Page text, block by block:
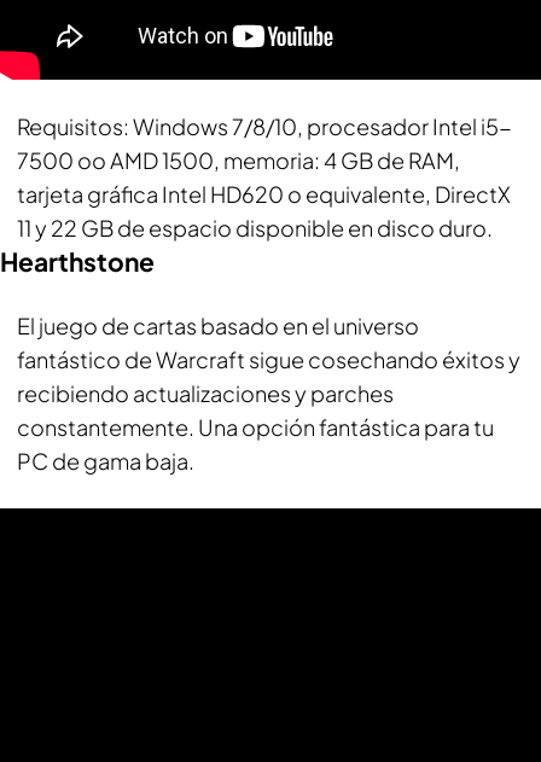
Requisitos: Windows 7/8/10, procesador Intel i5-
7500 oo AMD 1500, memoria: 4 GB de RAM,
tarjeta gráfica Intel HD620 o equivalente, DirectX
11 y 22 GB de espacio disponible en disco duro.
Hearthstone
El juego de cartas basado en el universo
fantástico de Warcraft sigue cosechando éxitos y
recibiendo actualizaciones y parches
constantemente. Una opción fantástica para tu
PC de gama baja.